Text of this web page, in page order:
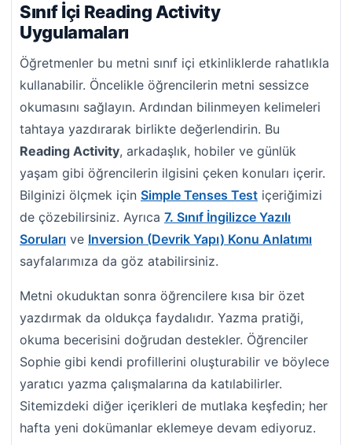
Sınıf İçi Reading Activity
Uygulamaları
Öğretmenler bu metni sınıf içi etkinliklerde rahatlıkla
kullanabilir. Öncelikle öğrencilerin metni sessizce
okumasını sağlayın. Ardından bilinmeyen kelimeleri
tahtaya yazdırarak birlikte değerlendirin. Bu
Reading Activity, arkadaşlık, hobiler ve günlük
yaşam gibi öğrencilerin ilgisini çeken konuları içerir.
Bilginizi ölçmek için Simple Tenses Test içeriğimizi
de çözebilirsiniz. Ayrıca 7. Sınıf İngilizce Yazılı
Soruları ve Inversion (Devrik Yapı) Konu Anlatımı
sayfalarımıza da göz atabilirsiniz.
Metni okuduktan sonra öğrencilere kısa bir özet
yazdırmak da oldukça faydalıdır. Yazma pratiği,
okuma becerisini doğrudan destekler. Öğrenciler
Sophie gibi kendi profillerini oluşturabilir ve böylece
yaratıcı yazma çalışmalarına da katılabilirler.
Sitemizdeki diğer içerikleri de mutlaka keşfedin; her
hafta yeni dokümanlar eklemeye devam ediyoruz.